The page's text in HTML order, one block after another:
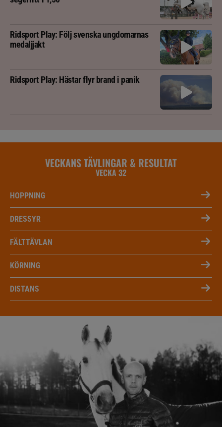
Ridsport Play: Följ svenska ungdomarnas
medaljjakt
Ridsport Play: Hästar flyr brand i panik
VECKANS TÄVLINGAR & RESULTAT
VECKA 32
HOPPNING
DRESSYR
FÄLTTÄVLAN
KÖRNING
DISTANS